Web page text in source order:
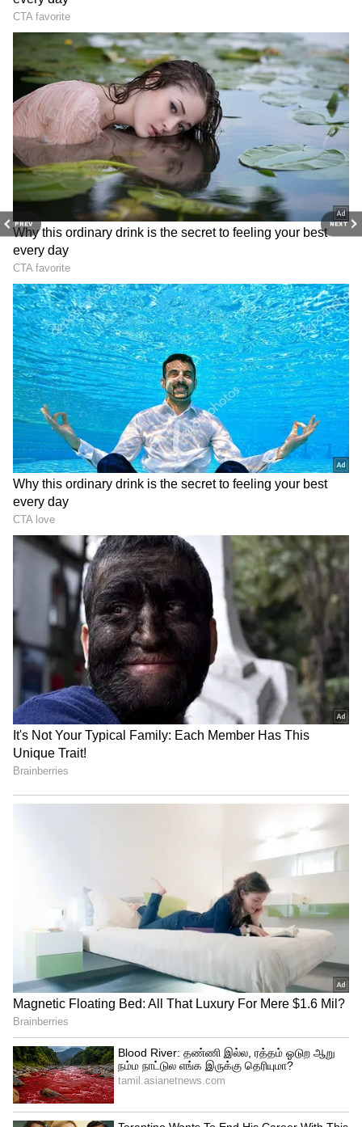
PREV NEXT
Image Credit :Asianet News
சிம்மம்
ஜூன் 21 வரை, சிம்ம ராசிக்காரர்கள்
கோபத்தை தவிர்க்க வேண்டும்.
முக்கியமான வேலைகளில் ஏற்படும் தொடர்
தாமதங்களால் பதற்றம் உண்டாகும்.
தொழில் கூட்டாளிகளால் நீங்கள்
ஏமாற்றப்படலாம். வேலையில் செய்யும் ஒரு
சிறிய தவறு கூட பெரிய விவாதப்
பொருளாக மாறலாம். உங்கள் பேச்சால்
குடும்பத்தில் கருத்து வேறுபாடுகள்
அதிகரிக்கக்கூடும்.
திருமணம் தாமதமாகலாம். மனைவி
மற்றும் பிள்ளைகளைப் பற்றிய கவலைகள்
அதிகரிக்கும். ஆசிரியர்களின்
ஆலோசனையைக் கேட்காததால்
மாணவர்கள் பாதிக்கப்படலாம். போலீஸ்
அல்லது சட்டம் தொடர்பான விஷயங்களில்
காட்டும் அலட்சியம் உங்களுக்குப் பெரிய
விலையைக் கொடுக்க வைக்கும். சோர்வும்
எரிச்சலும் அதிகமாகும்.
பரிகாரம்:சூரிய பகவானை வழிபட்டு, ஏழை
மாணவர்களின் கல்விக்கு உதவி
செய்யுங்கள்.
Shukra Gochar: சுக்கிரன் பெயர்ச்சி.! இந்த 4
ராசிக்காரர்களுக்கு ஒரு மாசம்
கொண்டாட்டம் தான்.!